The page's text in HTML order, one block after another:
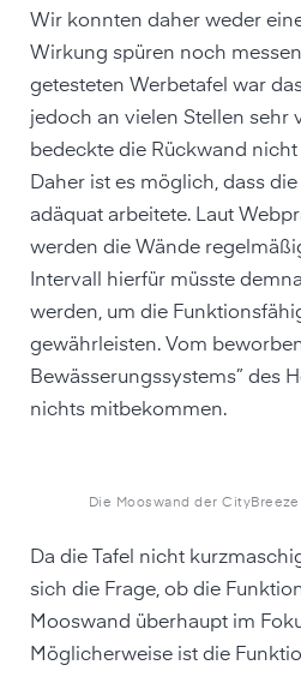
Wir konnten daher weder
Wirkung spüren noch
getesteten Werbetafel war
jedoch an vielen Stellen sehr
bedeckte die Rückwand
Daher ist es möglich, dass
adäquat arbeitete. Laut
werden die Wände
Intervall hierfür müsste
werden, um die
gewährleisten. Vom
Bewässerungssystems” des
nichts mitbekommen.
Die Mooswand der
Da die Tafel nicht
sich die Frage, ob die
Mooswand überhaupt im
Möglicherweise ist die